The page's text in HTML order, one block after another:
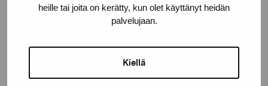
heille tai joita on kerätty, kun olet käyttänyt heidän
palvelujaan.
Kiellä
Kustaa Vaasan katu 11
proartibus@proartibus.fi